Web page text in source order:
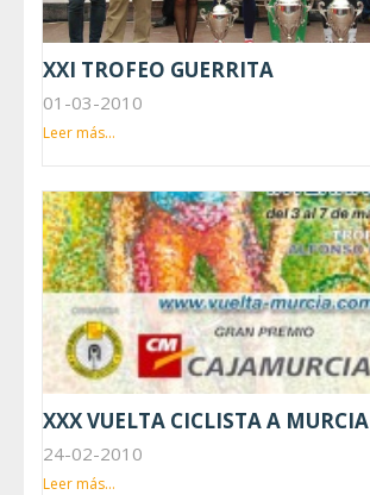
XXI TROFEO GUERRITA
01-03-2010
Leer más...
XXX VUELTA CICLISTA A MURCIA
24-02-2010
Leer más...